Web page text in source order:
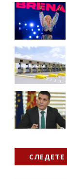
СЛЕДЕТЕ